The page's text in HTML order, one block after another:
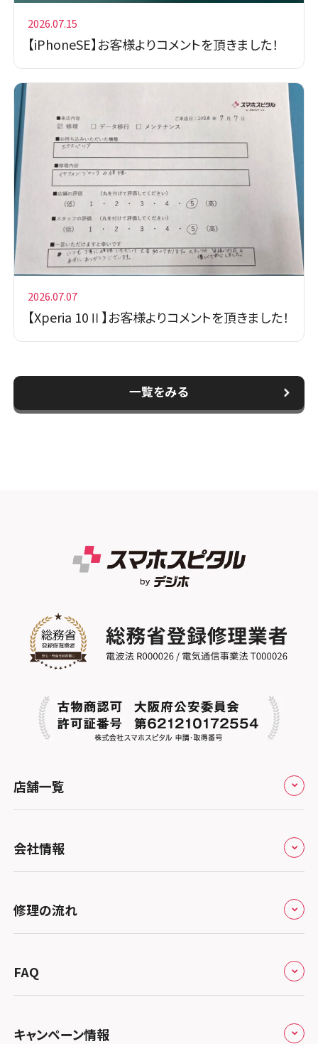
2026.07.15
【iPhoneSE】お客様よりコメントを頂きました！
2026.07.07
【Xperia 10Ⅱ】お客様よりコメントを頂きました！
一覧をみる
店舗一覧
北海道・東北
スマホスピタル大丸札幌
関東
スマホスピタル宇都宮
スマホスピタル 高崎
スマホスピタル鴻巣
スマホスピタル テルル三芳
北陸・甲信越
スマホスピタルアル・プラザ小松
スマホスピタル 北陸総合修理センター
スマホスピタル 長野
東海
スマホスピタル岐阜
スマホスピタル 浜松
関西
スマホスピタル 大阪梅田
中国・四国
会社情報
会社概要
総務省登録業者
特定商取引法に関する表記
プライバシーポリシー
修理の流れ
郵送修理の流れ
FAQ
キャンペーン情報